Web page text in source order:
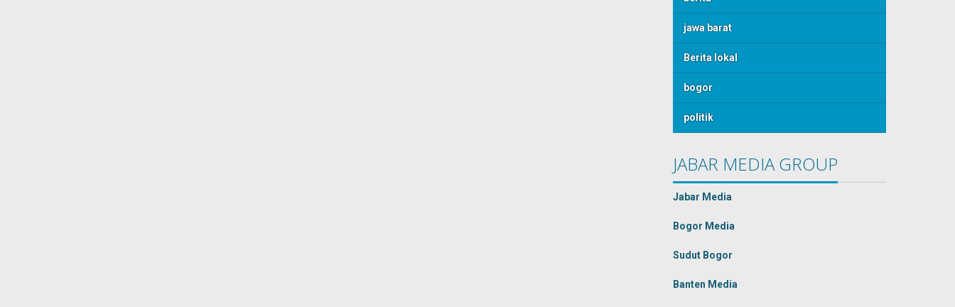
jawa barat
Berita lokal
bogor
politik
JABAR MEDIA GROUP
Jabar Media
Bogor Media
Sudut Bogor
Banten Media